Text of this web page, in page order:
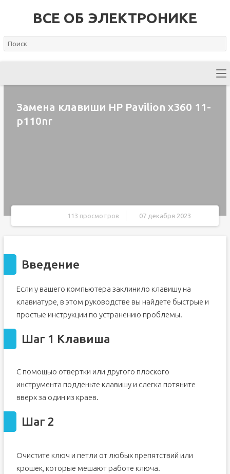
ВСЕ ОБ ЭЛЕКТРОНИКЕ
Замена клавиши HP Pavilion x360 11-
p110nr
113 просмотров 07 декабря 2023
Введение
Если у вашего компьютера заклинило клавишу на
клавиатуре, в этом руководстве вы найдете быстрые и
простые инструкции по устранению проблемы.
Шаг 1 Клавиша
С помощью отвертки или другого плоского
инструмента подденьте клавишу и слегка потяните
вверх за один из краев.
Шаг 2
Очистите ключ и петли от любых препятствий или
крошек, которые мешают работе ключа.